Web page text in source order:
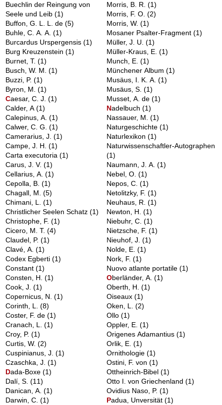
Buechlin der Reingung von
Seele und Leib(1)
Buffon, G. L. L. de(5)
Buhle, C. A. A.(1)
Burcardus Urspergensis(1)
Burg Kreuzenstein(1)
Burnet, T.(1)
Busch, W. M.(1)
Buzzi, P.(1)
Byron, M.(1)
Caesar, C. J.(1)
Calder, A(1)
Calepinus, A.(1)
Calwer, C. G.(1)
Camerarius, J.(1)
Campe, J. H.(1)
Carta executoria(1)
Carus, J. V.(1)
Cellarius, A.(1)
Cepolla, B.(1)
Chagall, M.(5)
Chimani, L.(1)
Christlicher Seelen Schatz(1)
Christophe, F.(1)
Cicero, M. T.(4)
Claudel, P.(1)
Clavé, A.(1)
Codex Egberti(1)
Constant(1)
Consten, H.(1)
Cook, J.(1)
Copernicus, N.(1)
Corinth, L.(8)
Coster, F. de(1)
Cranach, L.(1)
Croy, P.(1)
Curtis, W.(2)
Cuspinianus, J.(1)
Czaschka, J.(1)
Dada-Boxe(1)
Dalí, S.(11)
Danican, A.(1)
Darwin, C.(1)
Morris, B. R.(1)
Morris, F. O.(2)
Morris, W.(1)
Mosaner Psalter-Fragment(1)
Müller, J. U.(1)
Müller-Kraus, E.(1)
Munch, E.(1)
Münchener Album(1)
Musäus, I. K. A.(1)
Musäus, S.(1)
Musset, A. de(1)
Nadelbuch(1)
Nassauer, M.(1)
Naturgeschichte(1)
Naturlexikon(1)
Naturwissenschaftler-Autographen
(1)
Naumann, J. A.(1)
Nebel, O.(1)
Nepos, C.(1)
Netolitzky, F.(1)
Neuhaus, R.(1)
Newton, H.(1)
Niebuhr, C.(1)
Nietzsche, F.(1)
Nieuhof, J.(1)
Nolde, E.(1)
Nork, F.(1)
Nuovo atlante portatile(1)
Oberländer, A.(1)
Oberth, H.(1)
Oiseaux(1)
Oken, L.(2)
Ollo(1)
Oppler, E.(1)
Origenes Adamantius(1)
Orlik, E.(1)
Ornithologie(1)
Ostini, F. von(1)
Ottheinrich-Bibel(1)
Otto I. von Griechenland(1)
Ovidius Naso, P.(1)
Padua, Unversität(1)